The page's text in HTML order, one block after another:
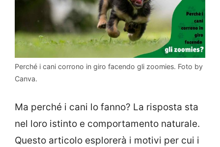
Perché i cani corrono in giro facendo gli zoomies. Foto by
Canva.
Ma perché i cani lo fanno? La risposta sta
nel loro istinto e comportamento naturale.
Questo articolo esplorerà i motivi per cui i